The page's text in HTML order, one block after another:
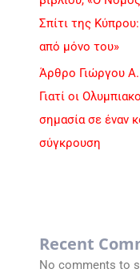
Σπίτι της
από μόνο του»
Άρθρο Γιώργου
Γιατί οι
σημασία σε έναν
σύγκρουση
Recent
No comments to